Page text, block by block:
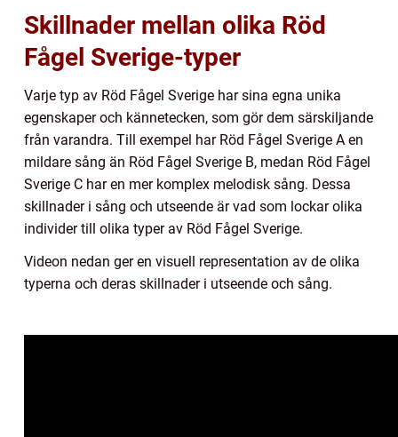
Skillnader mellan olika Röd
Fågel Sverige-typer
Varje typ av Röd Fågel Sverige har sina egna unika
egenskaper och kännetecken, som gör dem särskiljande
från varandra. Till exempel har Röd Fågel Sverige A en
mildare sång än Röd Fågel Sverige B, medan Röd Fågel
Sverige C har en mer komplex melodisk sång. Dessa
skillnader i sång och utseende är vad som lockar olika
individer till olika typer av Röd Fågel Sverige.
Videon nedan ger en visuell representation av de olika
typerna och deras skillnader i utseende och sång.